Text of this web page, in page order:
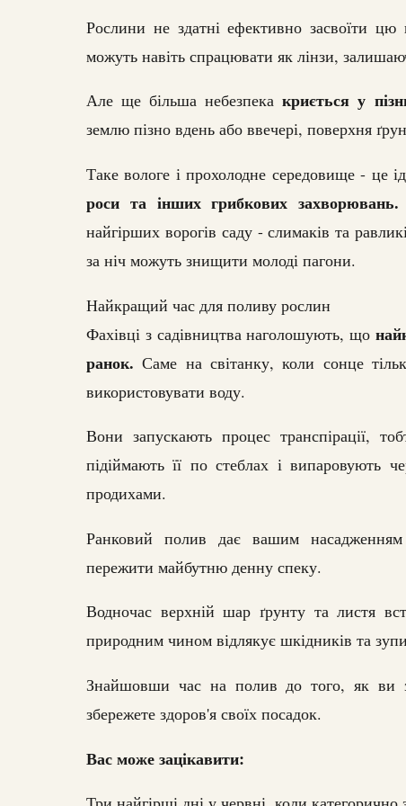
Рослини не здатні ефективно засвоїти
можуть навіть спрацювати як лінзи,
Але ще більша небезпекакриється у
землю пізно вдень або ввечері, поверхня
Таке вологе і прохолодне середовище - це
роси та інших грибкових захворювань.
найгірших ворогів саду - слимаків та
за ніч можуть знищити молоді пагони.
Найкращий час для поливу рослин
Фахівці з садівництва наголошують, що
ранок. Саме на світанку, коли сонце
використовувати воду.
Вони запускають процес транспірації,
підіймають її по стеблах і випаровують
продихами.
Ранковий полив дає вашим
пережити майбутню денну спеку.
Водночас верхній шар ґрунту та листя
природним чином відлякує шкідників та
Знайшовши час на полив до того, як ви
збережете здоров'я своїх посадок.
Вас може зацікавити: